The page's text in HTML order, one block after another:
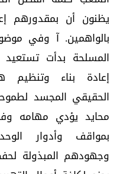
يظنون أن بمقدورهم
بالواهمين. آ وفي
المسلحة بدأت
إعادة بناء وتنظيم
الحقيقي المجسد
محايد يؤدي مهامه
بمواقف وأدوار
وجهودهم المبذولة